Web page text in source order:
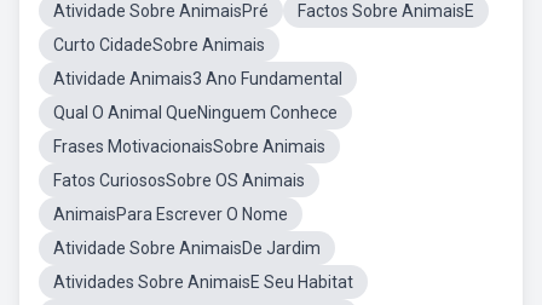
Atividade Sobre AnimaisPré
Factos Sobre AnimaisE
Curto CidadeSobre Animais
Atividade Animais3 Ano Fundamental
Qual O Animal QueNinguem Conhece
Frases MotivacionaisSobre Animais
Fatos CuriososSobre OS Animais
AnimaisPara Escrever O Nome
Atividade Sobre AnimaisDe Jardim
Atividades Sobre AnimaisE Seu Habitat